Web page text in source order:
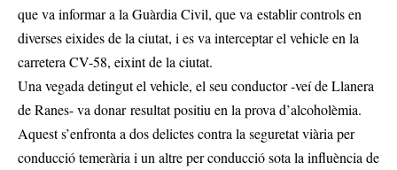
que va informar a la Guàrdia Civil, que va establir controls en
diverses eixides de la ciutat, i es va interceptar el vehicle en la
carretera CV-58, eixint de la ciutat.
Una vegada detingut el vehicle, el seu conductor -veí de Llanera
de Ranes- va donar resultat positiu en la prova d’alcoholèmia.
Aquest s’enfronta a dos delictes contra la seguretat viària per
conducció temerària i un altre per conducció sota la influència de